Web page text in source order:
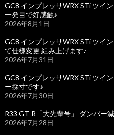
GC8 インプレッサWRX STi ツ
一発目で好感触♪
2026年8月1日
GC8 インプレッサWRX STi ツ
て仕様変更 組み上げます♪
2026年7月31日
GC8 インプレッサWRX STi ツ
ー採寸です♪
2026年7月30日
R33 GT-R「大先輩号」 ダンパー
2026年7月28日